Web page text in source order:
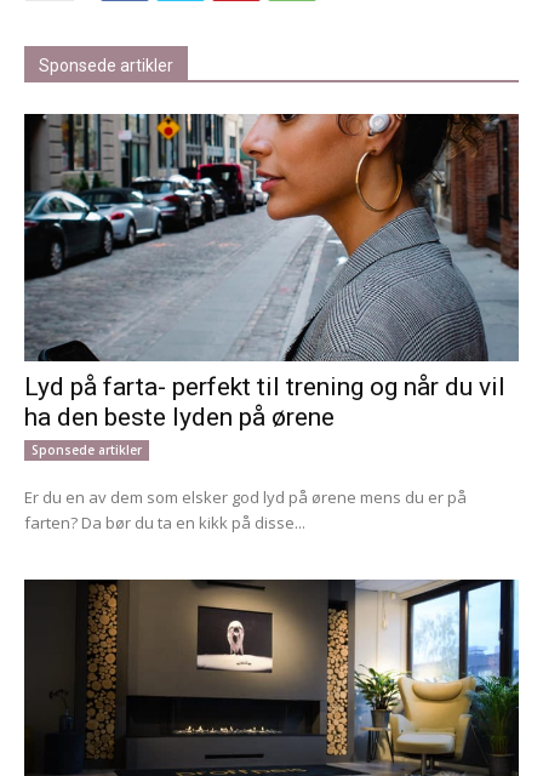
Sponsede artikler
Lyd på farta- perfekt til trening og når du vil
ha den beste lyden på ørene
Sponsede artikler
Er du en av dem som elsker god lyd på ørene mens du er på
farten? Da bør du ta en kikk på disse...